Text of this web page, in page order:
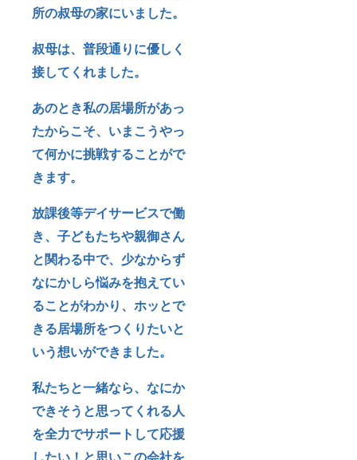
所の叔母の家にいました。
叔母は、普段通りに優しく
接してくれました。
あのとき私の居場所があっ
たからこそ、いまこうやっ
て何かに挑戦することがで
きます。
放課後等デイサービスで働
き、子どもたちや親御さん
と関わる中で、少なからず
なにかしら悩みを抱えてい
ることがわかり、ホッとで
きる居場所をつくりたいと
いう想いができました。
私たちと一緒なら、なにか
できそうと思ってくれる人
を全力でサポートして応援